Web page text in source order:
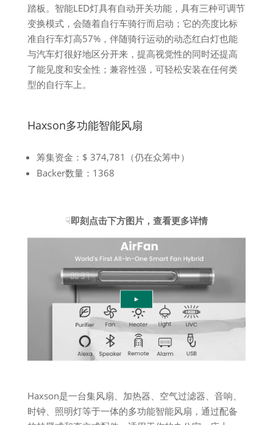
踏板。智能LED灯具有自动开关功能，具有三种可调节
变换模式，会随着自行车骑行而启动；它的亮度比标
准自行车灯高57%，伴随骑行运动的动态红白灯也能
与汽车灯很好地区分开来，提高视觉性的同时还提高
了能见度和安全性；兼容性强，可轻松安装在任何类
型的自行车上。
Haxson多功能智能风扇
筹集资金：$ 374,781（仍在众筹中）
Backer数量：1368
☟即刻点击下方图片，查看更多详情
Haxson是一台集风扇、加热器、空气过滤器、音响、
时钟、照明灯等于一体的多功能智能风扇，通过配备